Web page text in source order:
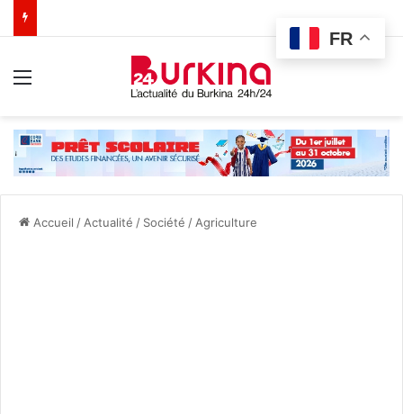
Accueil / Actualité / Société / Agriculture
FR